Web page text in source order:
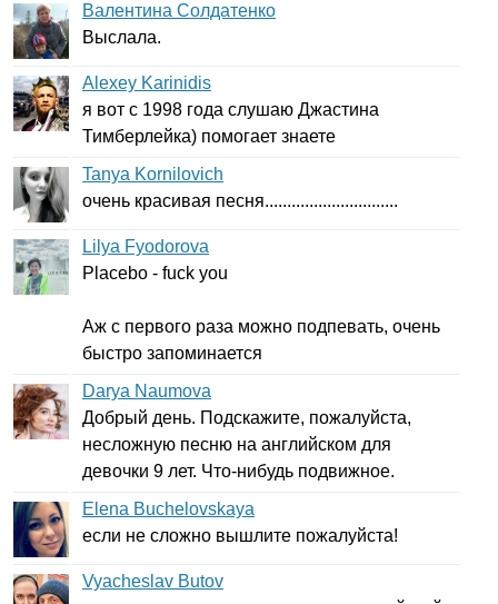
Валентина Солдатенко
Выслала.
Alexey Karinidis
я вот с 1998 года слушаю Джастина
Тимберлейка) помогает знаете
Tanya Kornilovich
очень красивая песня..............................
Lilya Fyodorova
Placebo - fuck you
Аж с первого раза можно подпевать, очень
быстро запоминается
Darya Naumova
Добрый день. Подскажите, пожалуйста,
несложную песню на английском для
девочки 9 лет. Что-нибудь подвижное.
Elena Buchelovskaya
если не сложно вышлите пожалуйста!
Vyacheslav Butov